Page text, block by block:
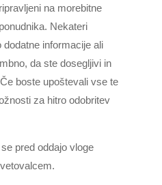
na morebitne
Nekateri
informacije ali
da ste dosegljivi in
boste upoštevali vse te
za hitro odobritev
pred oddajo vloge